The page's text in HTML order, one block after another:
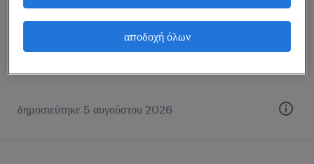
μόνιμη
δημοσιεύτηκε 5 αυγούστου 2026
αποδοχή όλων